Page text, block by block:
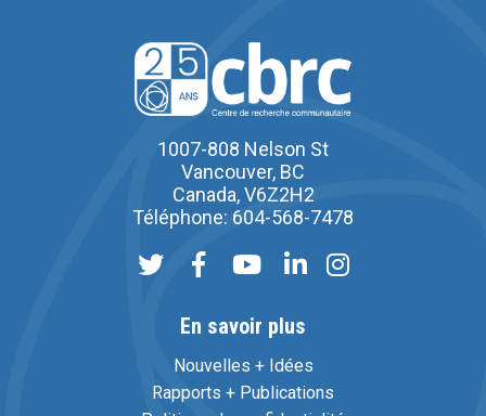
1007-808 Nelson St
Vancouver, BC
Canada, V6Z2H2
Téléphone: 604-568-7478
En savoir plus
Nouvelles + Idées
Rapports + Publications